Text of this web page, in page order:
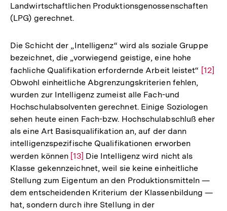
Landwirtschaftlichen Produktionsgenossenschaften
(LPG) gerechnet.
Die Schicht der „Intelligenz“ wird als soziale Gruppe
bezeichnet, die „vorwiegend geistige, eine hohe
fachliche Qualifikation erfordernde Arbeit leistet“ Zur
[12]
Obwohl einheitliche Abgrenzungskriterien fehlen,
wurden zur Intelligenz zumeist alle Fach-und
Hochschulabsolventen gerechnet. Einige Soziologen
sehen heute einen Fach-bzw. Hochschulabschluß eher
als eine Art Basisqualifikation an, auf der dann
intelligenzspezifische Qualifikationen erworben
werden können Zur
Auflösung
der
Fußnote
[13] Die Intelligenz wird nicht als
Klasse gekennzeichnet, weil sie keine einheitliche
Stellung zum Eigentum an den Produktionsmitteln —
dem entscheidenden Kriterium der Klassenbildung —
hat, sondern durch ihre Stellung in der